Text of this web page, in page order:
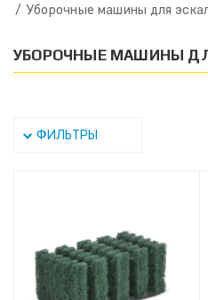
Уборочные машины для
УБОРОЧНЫЕ МАШИНЫ
ФИЛЬТРЫ